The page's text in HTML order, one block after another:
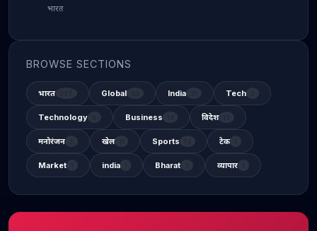
भारत
BROWSE SECTIONS
भारत Global India Tech
Technology Business विदेश
मनोरंजन खेल Sports टेक
Market india Bharat व्यापार